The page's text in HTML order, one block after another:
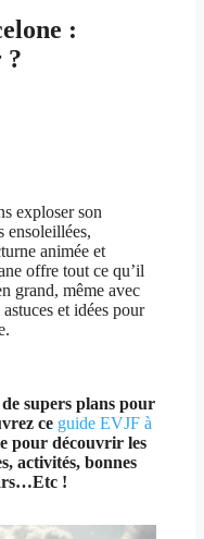
:
?
exploser son
ensoleillées,
animée et
offre tout ce qu’il
grand, même avec
et idées pour
de supers plans pour
ce guide EVJF à
pour découvrir les
activités, bonnes
!